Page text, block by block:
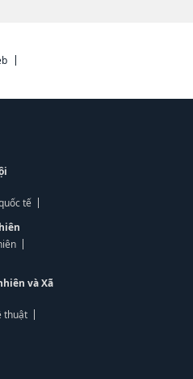
tế
và Xã
thuật